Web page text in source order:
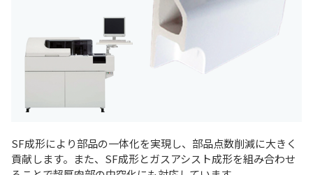
SF成形により部品の一体化を実現し、部品点数削減に大きく
貢献します。また、SF成形とガスアシスト成形を組み合わせ